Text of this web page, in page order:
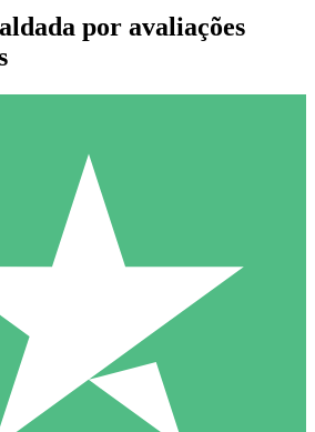
Créditos Individuais
uso com créditos de download. Sem
1000
por avaliações